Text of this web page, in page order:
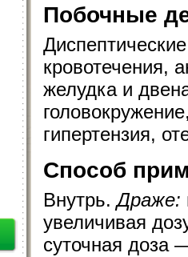
Побочные
кровотечения,
желудка и
гипертензия,
Способ
Внутрь.Драже:
увеличивая
суточная доза